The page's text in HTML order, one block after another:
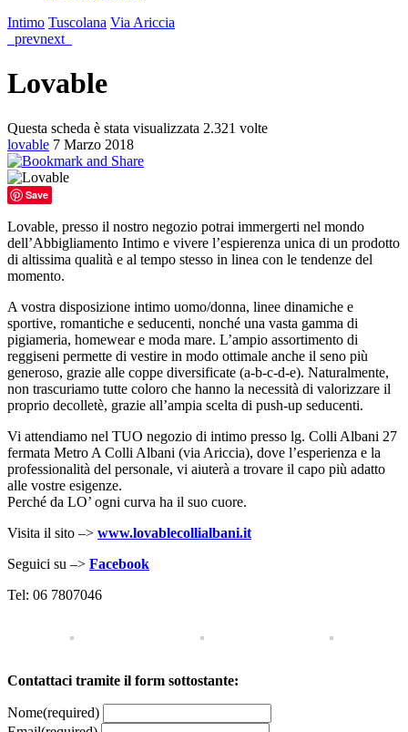
Intimo Tuscolana Via Ariccia
prevnext
Lovable
Questa scheda è stata visualizzata 2.321 volte
lovable 7 Marzo 2018
Save
Lovable, presso il nostro negozio potrai immergerti nel mondo
dell’Abbigliamento Intimo e vivere l’espierenza unica di un prodotto
di altissima qualità e al tempo stesso in linea con le tendenze del
momento.
A vostra disposizione intimo uomo/donna, linee dinamiche e
sportive, romantiche e seducenti, nonché una vasta gamma di
pigiameria, homewear e moda mare. L’ampio assortimento di
reggiseni permette di vestire in modo ottimale anche il seno più
generoso, grazie alle coppe diversificate (a-b-c-d-e). Naturalmente,
non trascuriamo tutte coloro che hanno la necessità di valorizzare il
proprio decolletè, grazie all’ampia scelta di push-up seducenti.
Vi attendiamo nel TUO negozio di intimo presso lg. Colli Albani 27
fermata Metro A Colli Albani (via Ariccia), dove l’esperienza e la
professionalità del personale, vi aiuterà a trovare il capo più adatto
alle vostre esigenze.
Perché da LO’ ogni curva ha il suo cuore.
Visita il sito –> www.lovablecollialbani.it
Seguici su –> Facebook
Tel: 06 7807046
Contattaci tramite il form sottostante:
Nome(required)